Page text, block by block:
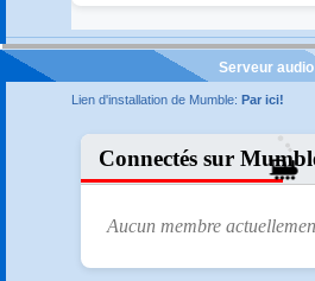
Serveur audio
Lien d'installation de Mumble: Par ici!